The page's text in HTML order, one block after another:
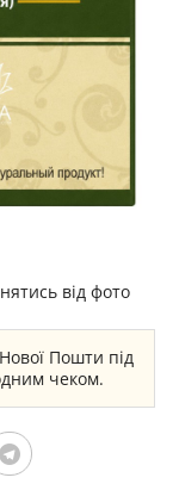
від фото
Пошти під
чеком.